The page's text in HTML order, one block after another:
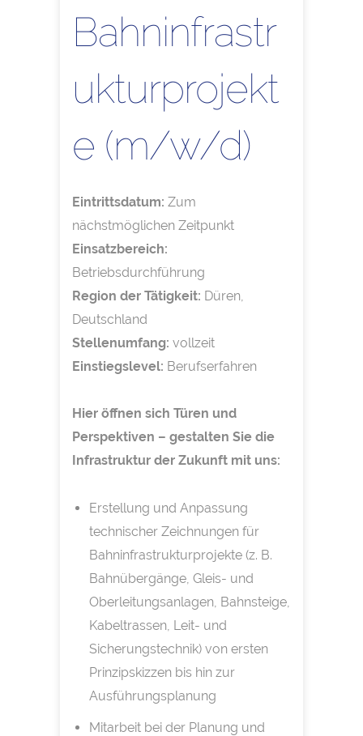
Bahninfrastr
ukturprojekt
e (m/w/d)
Eintrittsdatum: Zum
nächstmöglichen Zeitpunkt
Einsatzbereich:
Betriebsdurchführung
Region der Tätigkeit: Düren,
Deutschland
Stellenumfang: vollzeit
Einstiegslevel: Berufserfahren
Hier öffnen sich Türen und
Perspektiven – gestalten Sie die
Infrastruktur der Zukunft mit uns:
Erstellung und Anpassung
technischer Zeichnungen für
Bahninfrastrukturprojekte (z. B.
Bahnübergänge, Gleis- und
Oberleitungsanlagen, Bahnsteige,
Kabeltrassen, Leit- und
Sicherungstechnik) von ersten
Prinzipskizzen bis hin zur
Ausführungsplanung
Mitarbeit bei der Planung und